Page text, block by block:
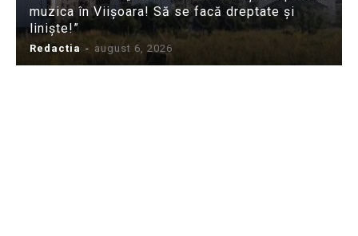
muzica în Viișoara! Să se facă dreptate și
liniște!”
Redactia - august 6, 2026